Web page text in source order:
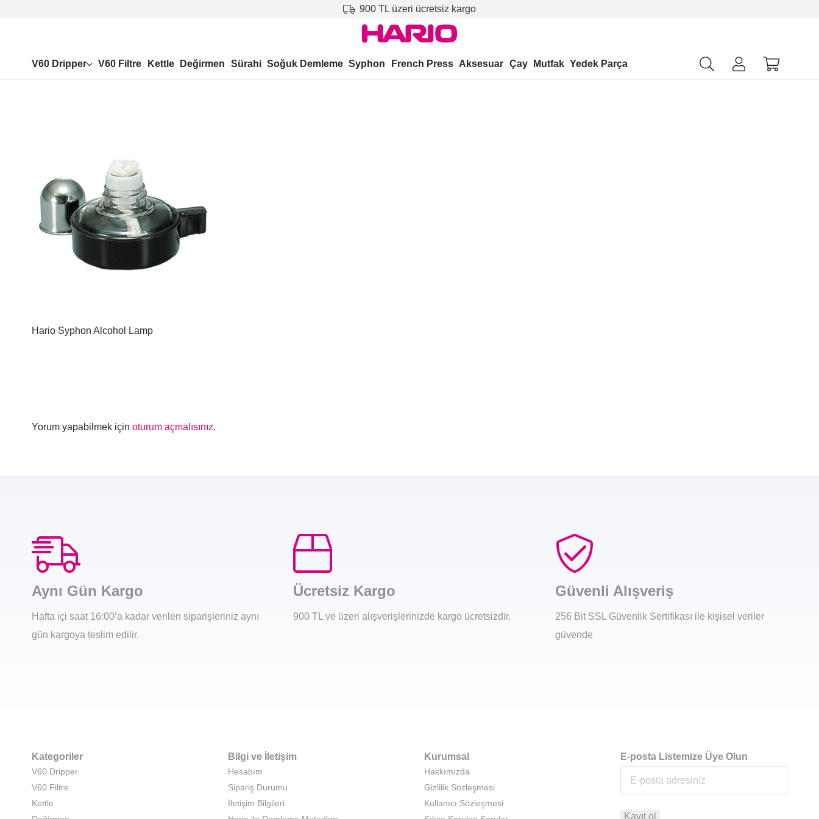
900 TL üzeri ücretsiz kargo
V60 Dripper V60 Filtre Kettle Değirmen Sürahi Soğuk Demleme Syphon French Press Aksesuar Çay Mutfak Yedek Parça
Hario Syphon Alcohol Lamp
Yorum yapabilmek için oturum açmalısınız.
Aynı Gün Kargo
Hafta içi saat 16:00’a kadar verilen siparişleriniz aynı
gün kargoya teslim edilir.
Ücretsiz Kargo
900 TL ve üzeri alışverişlerinizde kargo ücretsizdir.
Güvenli Alışveriş
256 Bit SSL Güvenlik Sertifikası ile kişisel veriler
güvende
Kategoriler
V60 Dripper
V60 Filtre
Kettle
Bilgi ve İletişim
Hesabım
Sipariş Durumu
İletişim Bilgileri
Kurumsal
Hakkımızda
Gizlilik Sözleşmesi
Kullanıcı Sözleşmesi
E-posta Listemize Üye Olun